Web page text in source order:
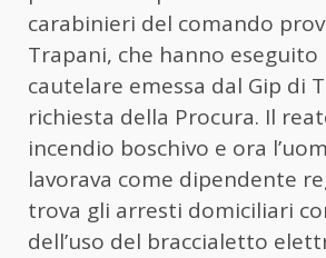
carabinieri del comando
Trapani, che hanno eseguito
cautelare emessa dal Gip di
richiesta della Procura. Il
incendio boschivo e ora
lavorava come dipendente
trova gli arresti domiciliari
dell’uso del braccialetto